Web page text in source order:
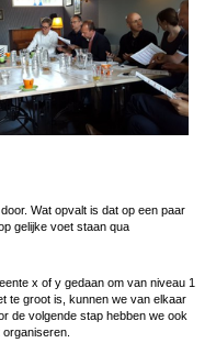
Wat opvalt is dat op een paar
gelijke voet staan qua
x of y gedaan om van niveau 1
te groot is, kunnen we van elkaar
de volgende stap hebben we ook
organiseren.